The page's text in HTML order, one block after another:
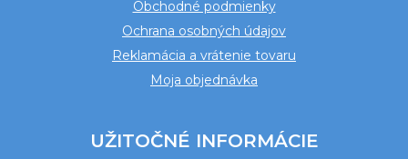
Obchodné podmienky
Ochrana osobných údajov
Reklamácia a vrátenie tovaru
Moja objednávka
UŽITOČNÉ INFORMÁCIE